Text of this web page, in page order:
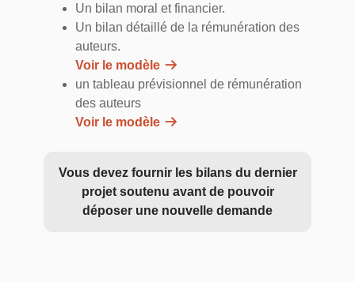
Un bilan moral et financier.
Un bilan détaillé de la rémunération des
auteurs.
Voir le modèle
un tableau prévisionnel de rémunération
des auteurs
Voir le modèle
Vous devez fournir les bilans du dernier
projet soutenu avant de pouvoir
déposer une nouvelle demande